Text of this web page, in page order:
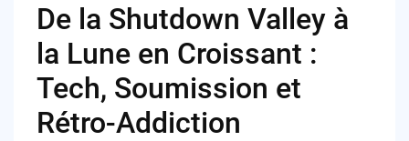
De la Shutdown Valley à
la Lune en Croissant :
Tech, Soumission et
Rétro-Addiction